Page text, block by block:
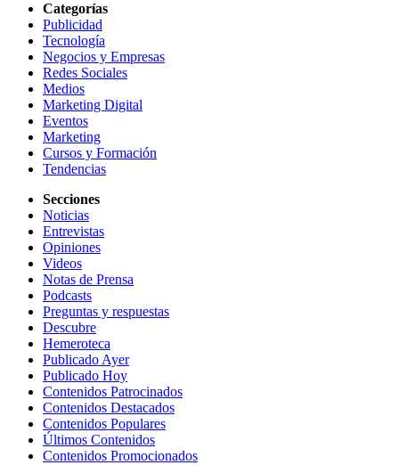
Categorías
Publicidad
Tecnología
Negocios y Empresas
Redes Sociales
Medios
Marketing Digital
Eventos
Marketing
Cursos y Formación
Tendencias
Secciones
Noticias
Entrevistas
Opiniones
Videos
Notas de Prensa
Podcasts
Preguntas y respuestas
Descubre
Hemeroteca
Publicado Ayer
Publicado Hoy
Contenidos Patrocinados
Contenidos Destacados
Contenidos Populares
Últimos Contenidos
Contenidos Promocionados